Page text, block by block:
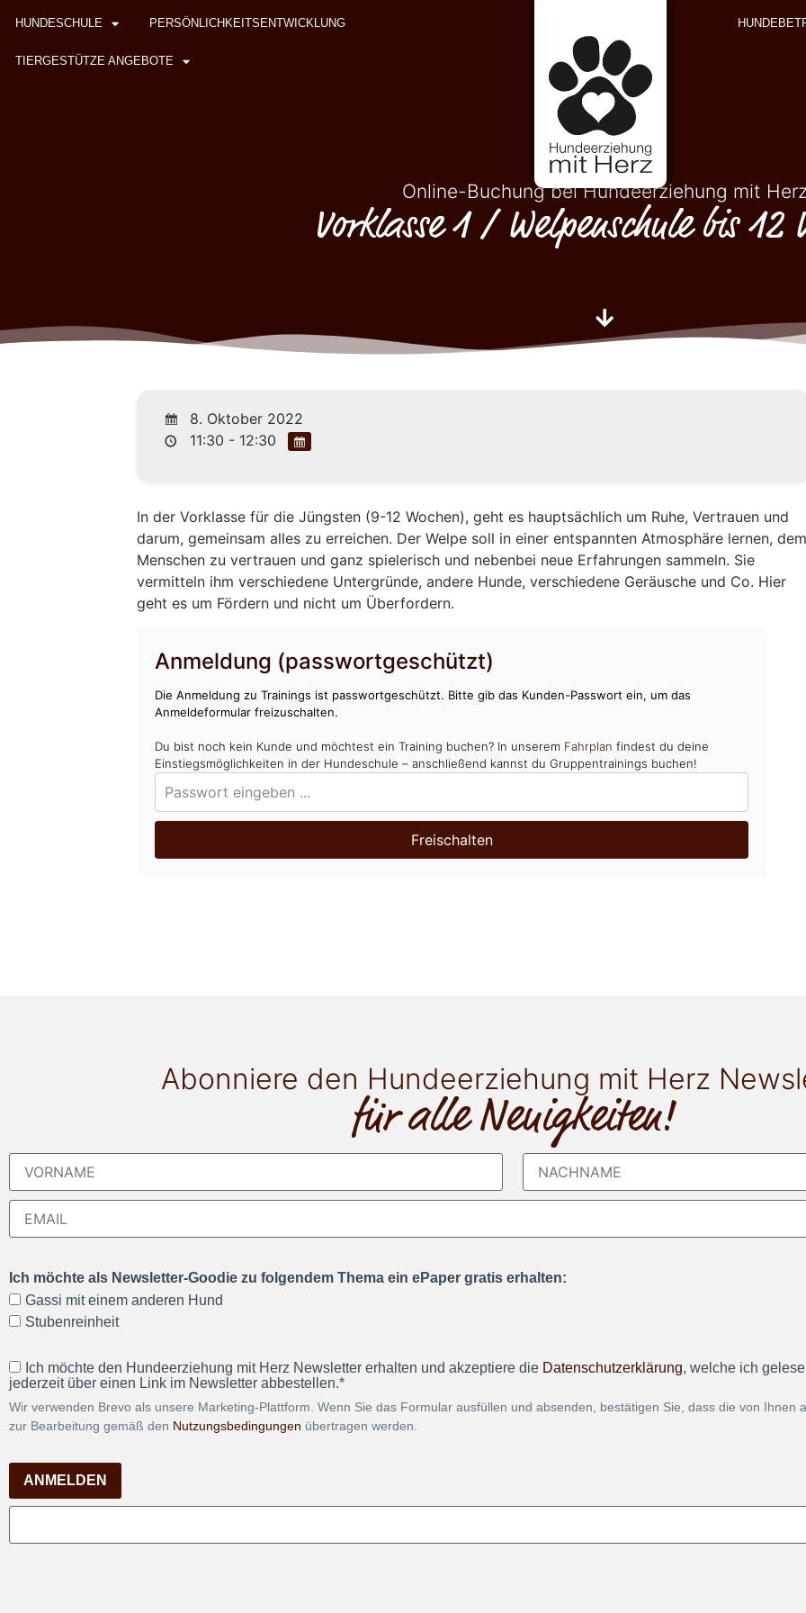
HUNDESCHULE PERSÖNLICHKEITSENTWICKLUNG
TIERGESTÜTZE ANGEBOTE
Online-Buchung bei Hundeerziehung mit
Vorklasse 1 / Welpenschule bis 12
8. Oktober 2022
11:30 - 12:30
In der Vorklasse für die Jüngsten (9-12 Wochen), geht es hauptsächlich um Ruhe, Vertrauen und
darum, gemeinsam alles zu erreichen. Der Welpe soll in einer entspannten Atmosphäre lernen,
Menschen zu vertrauen und ganz spielerisch und nebenbei neue Erfahrungen sammeln. Sie
vermitteln ihm verschiedene Untergründe, andere Hunde, verschiedene Geräusche und Co. Hier
geht es um Fördern und nicht um Überfordern.
Anmeldung (passwortgeschützt)
Die Anmeldung zu Trainings ist passwortgeschützt. Bitte gib das Kunden-Passwort ein, um das
Anmeldeformular freizuschalten.
Du bist noch kein Kunde und möchtest ein Training buchen? In unserem Fahrplan findest du deine
Einstiegsmöglichkeiten in der Hundeschule – anschließend kannst du Gruppentrainings buchen!
Freischalten
Abonniere den Hundeerziehung mit Herz
für alle Neuigkeiten!
Ich möchte als Newsletter-Goodie zu folgendem Thema ein ePaper gratis erhalten:
Gassi mit einem anderen Hund
Stubenreinheit
Ich möchte den Hundeerziehung mit Herz Newsletter erhalten und akzeptiere die Datenschutzerklärung, welche ich
jederzeit über einen Link im Newsletter abbestellen.*
Wir verwenden Brevo als unsere Marketing-Plattform. Wenn Sie das Formular ausfüllen und absenden, bestätigen Sie, dass die von Ihnen
zur Bearbeitung gemäß den Nutzungsbedingungen übertragen werden.
ANMELDEN